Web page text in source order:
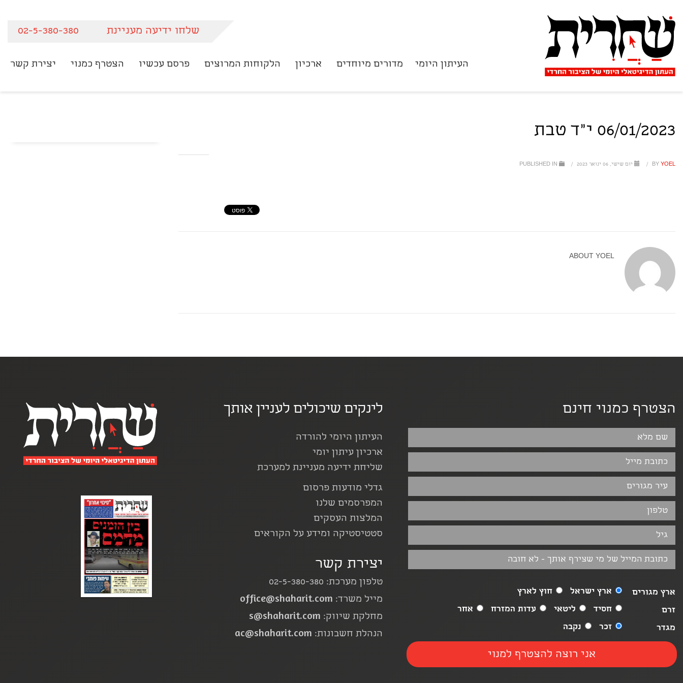
שלחו ידיעה מעניינת 02-5-380-380
העיתון היומי מדורים מיוחדים ארכיון הלקוחות המרוצים פרסם עכשיו הצטרף כמנוי יצירת קשר
06/01/2023 י"ד טבת
BY YOEL
/ יום שישי, 06 ינואר 2023 /
ABOUT YOEL
הצטרף כמנוי חינם
ארץ מגורים ארץ ישראל
חוץ לארץ
זרם
חסיד ליטאי עדות המזרח
אחר
מגדר
זכר נקבה
לינקים שיכולים לעניין אותך
העיתון היומי להורדה
ארכיון עיתון יומי
שליחת ידיעה מעניינת למערכת
גדלי מודעות פרסום
המפרסמים שלנו
המלצות העסקים
סטטיסטיקה ומידע על הקוראים
יצירת קשר
טלפון מערכת: 02-5-380-380
מייל משרד: office@shaharit.com
מחלקת שיווק: s@shaharit.com
הנהלת חשבונות: ac@shaharit.com